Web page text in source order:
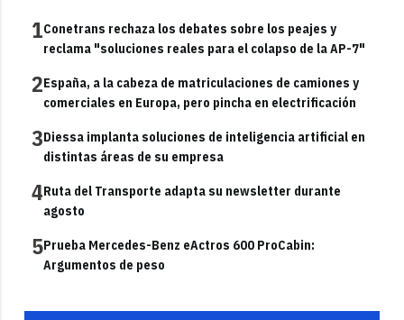
1Conetrans rechaza los debates sobre los peajes y
reclama "soluciones reales para el colapso de la AP-7"
2España, a la cabeza de matriculaciones de camiones y
comerciales en Europa, pero pincha en electrificación
3Diessa implanta soluciones de inteligencia artificial en
distintas áreas de su empresa
4Ruta del Transporte adapta su newsletter durante
agosto
5Prueba Mercedes-Benz eActros 600 ProCabin:
Argumentos de peso